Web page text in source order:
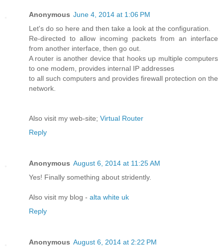
Anonymous June 4, 2014 at 1:06 PM
Let's do so here and then take a look at the configuration.
Re-directed to allow incoming packets from an interface
from another interface, then go out.
A router is another device that hooks up multiple computers
to one modem, provides internal IP addresses
to all such computers and provides firewall protection on the
network.
Also visit my web-site; Virtual Router
Reply
Anonymous August 6, 2014 at 11:25 AM
Yes! Finally something about stridently.
Also visit my blog - alta white uk
Reply
Anonymous August 6, 2014 at 2:22 PM